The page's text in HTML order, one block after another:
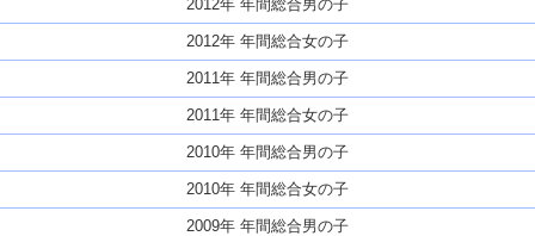
2012年 年間総合男の子
2012年 年間総合女の子
2011年 年間総合男の子
2011年 年間総合女の子
2010年 年間総合男の子
2010年 年間総合女の子
2009年 年間総合男の子